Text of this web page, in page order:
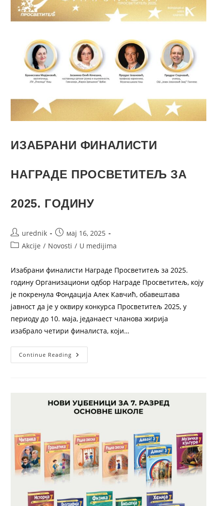
ИЗАБРАНИ ФИНАЛИСТИ
НАГРАДЕ ПРОСВЕТИТЕЉ ЗА
2025. ГОДИНУ
urednik
мај 16, 2025
Akcije / Novosti / U medijima
Изабрани финалисти Награде Просветитељ за 2025.
годину Организациони одбор Награде Просветитељ, коју
је покренула Фондација Алек Кавчић, обавештава
јавност да је у оквиру конкурса Просветитељ 2025, у
периоду до 10. маја, једанаест чланова жирија
изабрало четири финалиста, који…
Continue Reading